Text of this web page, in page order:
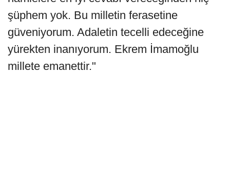
şüphem yok. Bu milletin ferasetine
güveniyorum. Adaletin tecelli edeceğine
yürekten inanıyorum. Ekrem İmamoğlu
millete emanettir."